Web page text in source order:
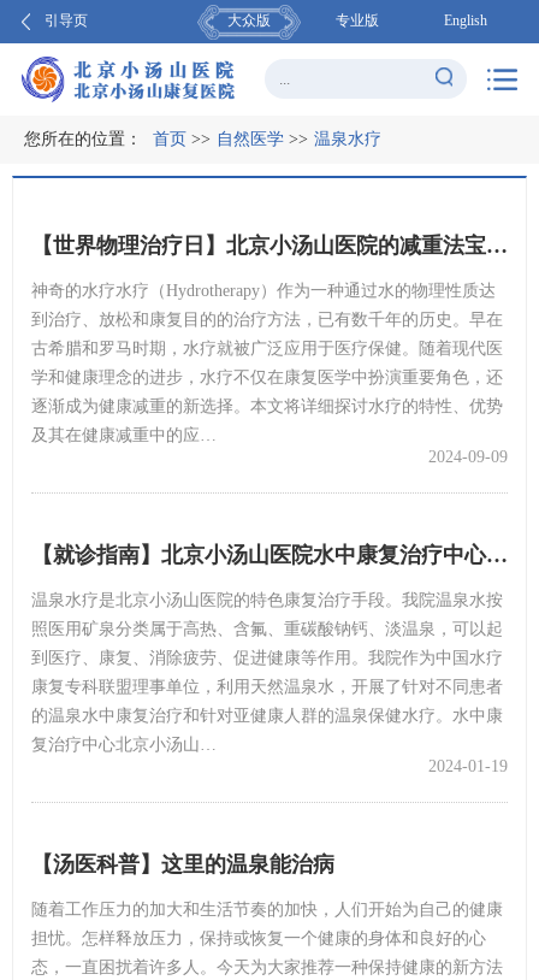
引导页 大众版 专业版 English
您所在的位置： 首页 >> 自然医学 >> 温泉水疗
【世界物理治疗日】北京小汤山医院的减重法宝——水中的魔法：轻松享“瘦”
2024-09-09
神奇的水疗水疗（Hydrotherapy）作为一种通过水的物理性质达
到治疗、放松和康复目的的治疗方法，已有数千年的历史。早在
古希腊和罗马时期，水疗就被广泛应用于医疗保健。随着现代医
学和健康理念的进步，水疗不仅在康复医学中扮演重要角色，还
逐渐成为健康减重的新选择。本文将详细探讨水疗的特性、优势
及其在健康减重中的应…
【就诊指南】北京小汤山医院水中康复治疗中心开业啦！水中康复“大揭秘”，解锁康复“新…
2024-01-19
温泉水疗是北京小汤山医院的特色康复治疗手段。我院温泉水按
照医用矿泉分类属于高热、含氟、重碳酸钠钙、淡温泉，可以起
到医疗、康复、消除疲劳、促进健康等作用。我院作为中国水疗
康复专科联盟理事单位，利用天然温泉水，开展了针对不同患者
的温泉水中康复治疗和针对亚健康人群的温泉保健水疗。水中康
复治疗中心北京小汤山…
【汤医科普】这里的温泉能治病
随着工作压力的加大和生活节奏的加快，人们开始为自己的健康
担忧。怎样释放压力，保持或恢复一个健康的身体和良好的心
态，一直困扰着许多人。今天为大家推荐一种保持健康的新方法